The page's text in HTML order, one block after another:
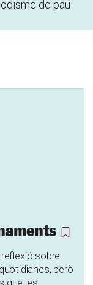
de pau
sobre
però
que les